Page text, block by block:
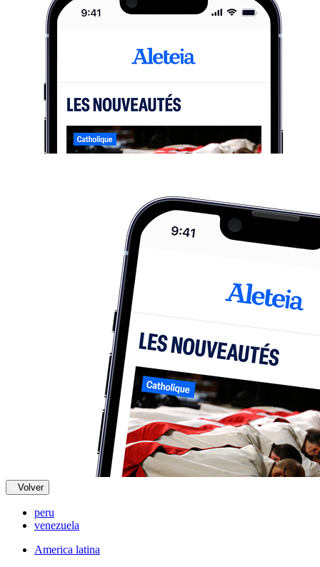
Volver
peru
venezuela
America latina